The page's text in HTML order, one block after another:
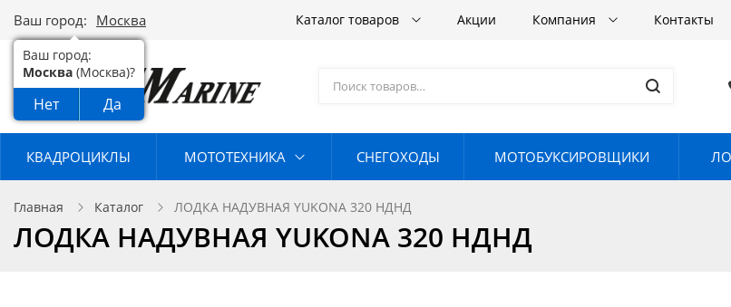
Ваш город: Москва
Ваш город:
Москва (Москва)?
Нет Да
Каталог товаров Акции Компания Контакты
КВАДРОЦИКЛЫ МОТОТЕХНИКА СНЕГОХОДЫ МОТОБУКСИРОВЩИКИ
Главная Каталог ЛОДКА НАДУВНАЯ YUKONA 320 НДНД
ЛОДКА НАДУВНАЯ YUKONA 320 НДНД